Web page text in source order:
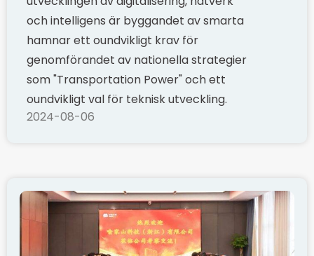
och intelligens är byggandet av smarta
hamnar ett oundvikligt krav för
genomförandet av nationella strategier
som "Transportation Power" och ett
oundvikligt val för teknisk utveckling.
2024-08-06